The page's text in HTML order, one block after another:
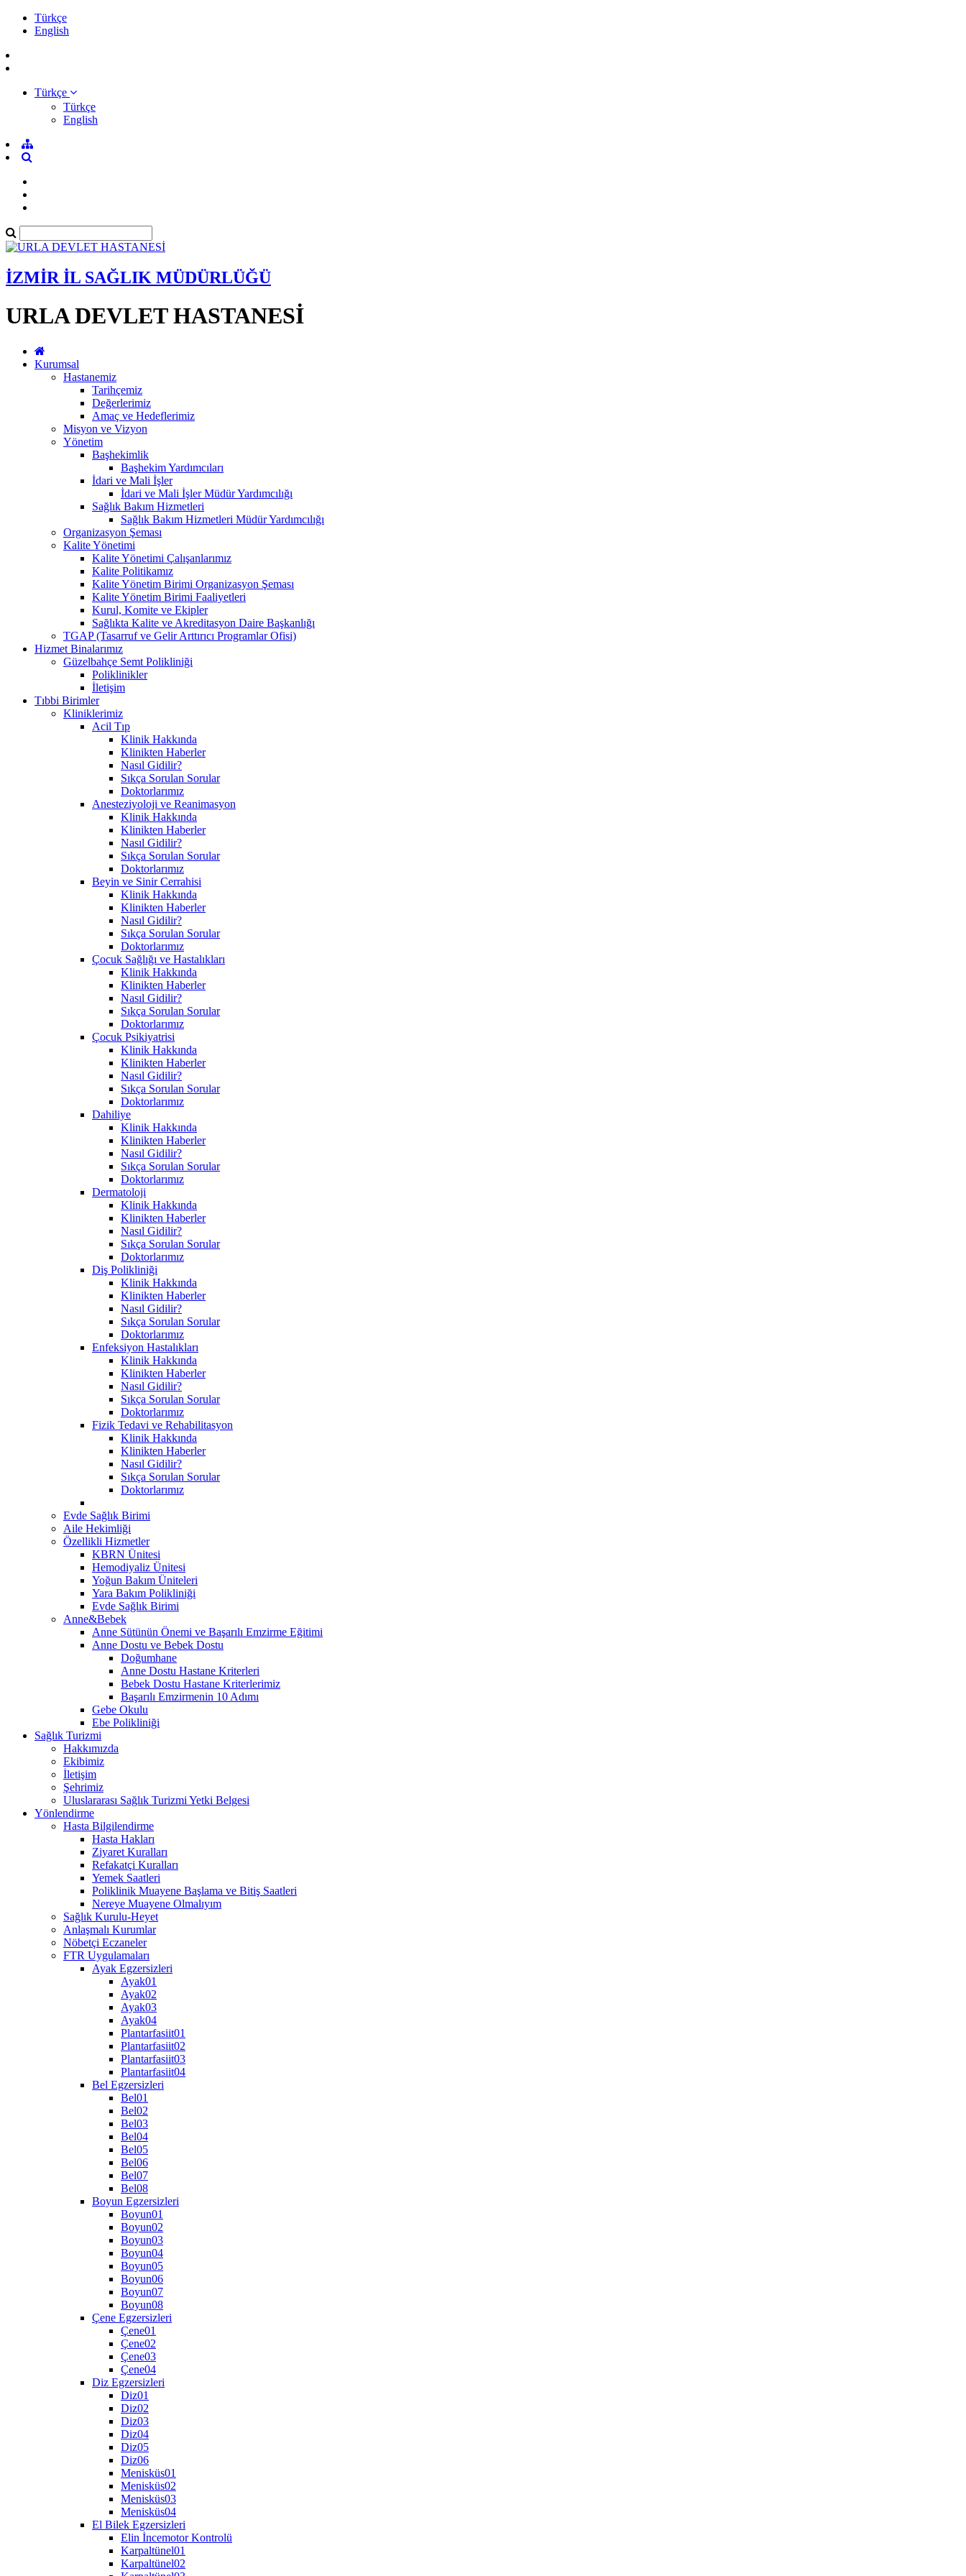
Türkçe
English
Türkçe
Türkçe
English
İZMİR İL SAĞLIK MÜDÜRLÜĞÜ
URLA DEVLET HASTANESİ
Kurumsal
Hastanemiz
Tarihçemiz
Değerlerimiz
Amaç ve Hedeflerimiz
Misyon ve Vizyon
Yönetim
Başhekimlik
Başhekim Yardımcıları
İdari ve Mali İşler
İdari ve Mali İşler Müdür Yardımcılığı
Sağlık Bakım Hizmetleri
Sağlık Bakım Hizmetleri Müdür Yardımcılığı
Organizasyon Şeması
Kalite Yönetimi
Kalite Yönetimi Çalışanlarımız
Kalite Politikamız
Kalite Yönetim Birimi Organizasyon Şeması
Kalite Yönetim Birimi Faaliyetleri
Kurul, Komite ve Ekipler
Sağlıkta Kalite ve Akreditasyon Daire Başkanlığı
TGAP (Tasarruf ve Gelir Arttırıcı Programlar Ofisi)
Hizmet Binalarımız
Güzelbahçe Semt Polikliniği
Poliklinikler
İletişim
Tıbbi Birimler
Kliniklerimiz
Acil Tıp
Klinik Hakkında
Klinikten Haberler
Nasıl Gidilir?
Sıkça Sorulan Sorular
Doktorlarımız
Anesteziyoloji ve Reanimasyon
Klinik Hakkında
Klinikten Haberler
Nasıl Gidilir?
Sıkça Sorulan Sorular
Doktorlarımız
Beyin ve Sinir Cerrahisi
Klinik Hakkında
Klinikten Haberler
Nasıl Gidilir?
Sıkça Sorulan Sorular
Doktorlarımız
Çocuk Sağlığı ve Hastalıkları
Klinik Hakkında
Klinikten Haberler
Nasıl Gidilir?
Sıkça Sorulan Sorular
Doktorlarımız
Çocuk Psikiyatrisi
Klinik Hakkında
Klinikten Haberler
Nasıl Gidilir?
Sıkça Sorulan Sorular
Doktorlarımız
Dahiliye
Klinik Hakkında
Klinikten Haberler
Nasıl Gidilir?
Sıkça Sorulan Sorular
Doktorlarımız
Dermatoloji
Klinik Hakkında
Klinikten Haberler
Nasıl Gidilir?
Sıkça Sorulan Sorular
Doktorlarımız
Diş Polikliniği
Klinik Hakkında
Klinikten Haberler
Nasıl Gidilir?
Sıkça Sorulan Sorular
Doktorlarımız
Enfeksiyon Hastalıkları
Klinik Hakkında
Klinikten Haberler
Nasıl Gidilir?
Sıkça Sorulan Sorular
Doktorlarımız
Fizik Tedavi ve Rehabilitasyon
Klinik Hakkında
Klinikten Haberler
Nasıl Gidilir?
Sıkça Sorulan Sorular
Doktorlarımız
Evde Sağlık Birimi
Aile Hekimliği
Özellikli Hizmetler
KBRN Ünitesi
Hemodiyaliz Ünitesi
Yoğun Bakım Üniteleri
Yara Bakım Polikliniği
Evde Sağlık Birimi
Anne&Bebek
Anne Sütünün Önemi ve Başarılı Emzirme Eğitimi
Anne Dostu ve Bebek Dostu
Doğumhane
Anne Dostu Hastane Kriterleri
Bebek Dostu Hastane Kriterlerimiz
Başarılı Emzirmenin 10 Adımı
Gebe Okulu
Ebe Polikliniği
Sağlık Turizmi
Hakkımızda
Ekibimiz
İletişim
Şehrimiz
Uluslararası Sağlık Turizmi Yetki Belgesi
Yönlendirme
Hasta Bilgilendirme
Hasta Hakları
Ziyaret Kuralları
Refakatçi Kuralları
Yemek Saatleri
Poliklinik Muayene Başlama ve Bitiş Saatleri
Nereye Muayene Olmalıyım
Sağlık Kurulu-Heyet
Anlaşmalı Kurumlar
Nöbetçi Eczaneler
FTR Uygulamaları
Ayak Egzersizleri
Ayak01
Ayak02
Ayak03
Ayak04
Plantarfasiit01
Plantarfasiit02
Plantarfasiit03
Plantarfasiit04
Bel Egzersizleri
Bel01
Bel02
Bel03
Bel04
Bel05
Bel06
Bel07
Bel08
Boyun Egzersizleri
Boyun01
Boyun02
Boyun03
Boyun04
Boyun05
Boyun06
Boyun07
Boyun08
Çene Egzersizleri
Çene01
Çene02
Çene03
Çene04
Diz Egzersizleri
Diz01
Diz02
Diz03
Diz04
Diz05
Diz06
Menisküs01
Menisküs02
Menisküs03
Menisküs04
El Bilek Egzersizleri
Elin İncemotor Kontrolü
Karpaltünel01
Karpaltünel02